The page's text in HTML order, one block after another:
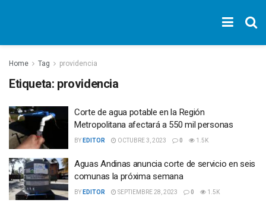
Home Tag providencia
Etiqueta: providencia
Corte de agua potable en la Región
Metropolitana afectará a 550 mil personas
BY EDITOR OCTUBRE 3, 2023 0 1.5K
Aguas Andinas anuncia corte de servicio en seis
comunas la próxima semana
BY EDITOR SEPTIEMBRE 28, 2023 0 1.5K